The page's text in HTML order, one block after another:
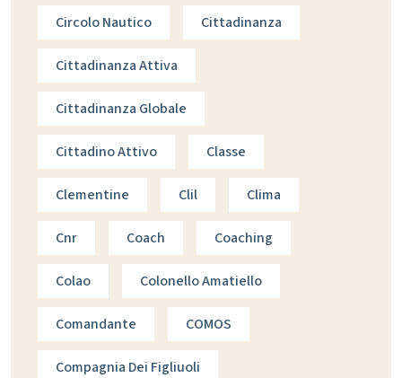
Circolo Nautico Cittadinanza
Cittadinanza Attiva
Cittadinanza Globale
Cittadino Attivo Classe
Clementine Clil Clima
Cnr Coach Coaching
Colao Colonello Amatiello
Comandante COMOS
Compagnia Dei Figliuoli